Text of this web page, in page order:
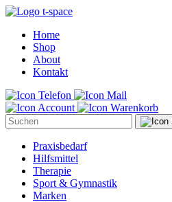
Home
Shop
About
Kontakt
Suche
Praxisbedarf
Hilfsmittel
Therapie
Sport & Gymnastik
Marken